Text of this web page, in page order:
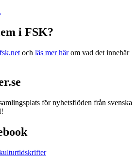
i FSK?
och läs mer härom vad det innebär
för nyhetsflöden från svenska